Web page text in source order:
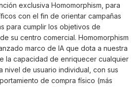
exclusiva Homomorphism, para
con el fin de orientar campañas
para cumplir los objetivos de
su centro comercial. Homomorphism
marco de IA que dota a nuestra
la capacidad de enriquecer cualquier
nivel de usuario individual, con sus
de compra físico (más